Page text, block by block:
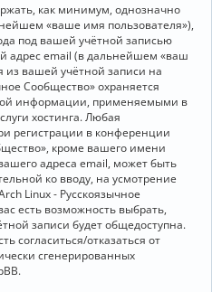
как минимум, однозначно
«ваше имя пользователя»),
под вашей учётной записью
адрес email (в дальнейшем «ваш
вашей учётной записи на
Сообщество» охраняется
информации, применяемыми в
хостинга. Любая
регистрации в конференции
кроме вашего имени
адреса email, может быть
ко вводу, на усмотрение
Linux - Русскоязычное
есть возможность выбрать,
записи будет общедоступна.
согласиться/отказаться от
сгенерированных